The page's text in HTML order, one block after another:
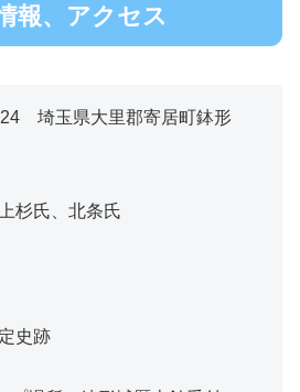
報、アクセス
埼玉県大里郡寄居町鉢形
杉氏、北条氏
史跡